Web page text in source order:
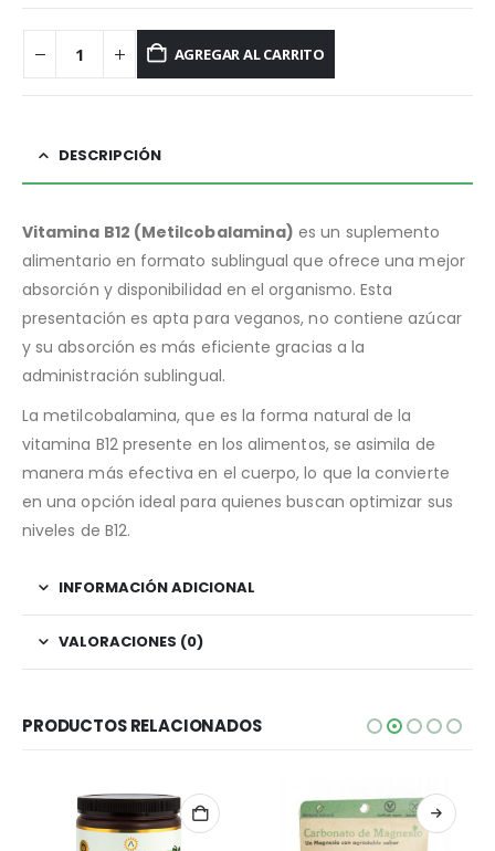
AGREGAR AL CARRITO
DESCRIPCIÓN
Vitamina B12 (Metilcobalamina) es un suplemento
alimentario en formato sublingual que ofrece una mejor
absorción y disponibilidad en el organismo. Esta
presentación es apta para veganos, no contiene azúcar
y su absorción es más eficiente gracias a la
administración sublingual.
La metilcobalamina, que es la forma natural de la
vitamina B12 presente en los alimentos, se asimila de
manera más efectiva en el cuerpo, lo que la convierte
en una opción ideal para quienes buscan optimizar sus
niveles de B12.
INFORMACIÓN ADICIONAL
VALORACIONES (0)
PRODUCTOS RELACIONADOS